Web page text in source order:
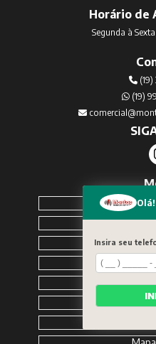
Horário de
Segunda à
(19)
(19)
Solicite
Insira seu